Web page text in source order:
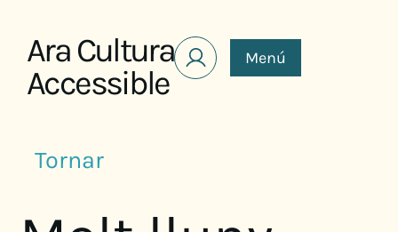
Ara Cultura
Accessible
Menú
Tornar